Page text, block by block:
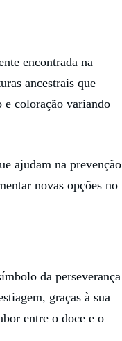
encontrada na
ancestrais que
e coloração variando
ajudam na prevenção
novas opções no
da perseverança
graças à sua
entre o doce e o